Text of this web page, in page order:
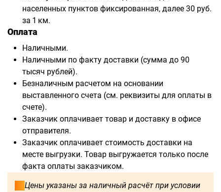
населенных пунктов фиксированная, далее 30 руб.
за 1 км.
Оплата
Наличными.
Наличными по факту доставки (сумма до 90
тысяч рублей).
Безналичным расчетом на основании
выставленного счета (см. реквизиты для оплаты в
счете).
Заказчик оплачивает товар и доставку в офисе
отправителя.
Заказчик оплачивает стоимость доставки на
месте выгрузки. Товар выгружается только после
факта оплаты заказчиком.
Цены указаны за наличный расчёт при условии
1750 1800 2000 2250
3000 3250